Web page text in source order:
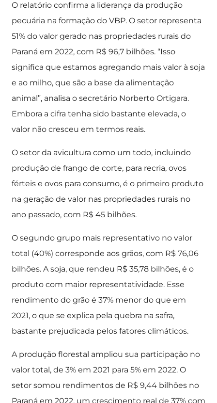
O relatório confirma a liderança da produção
pecuária na formação do VBP. O setor representa
51% do valor gerado nas propriedades rurais do
Paraná em 2022, com R$ 96,7 bilhões. “Isso
significa que estamos agregando mais valor à soja
e ao milho, que são a base da alimentação
animal”, analisa o secretário Norberto Ortigara.
Embora a cifra tenha sido bastante elevada, o
valor não cresceu em termos reais.
O setor da avicultura como um todo, incluindo
produção de frango de corte, para recria, ovos
férteis e ovos para consumo, é o primeiro produto
na geração de valor nas propriedades rurais no
ano passado, com R$ 45 bilhões.
O segundo grupo mais representativo no valor
total (40%) corresponde aos grãos, com R$ 76,06
bilhões. A soja, que rendeu R$ 35,78 bilhões, é o
produto com maior representatividade. Esse
rendimento do grão é 37% menor do que em
2021, o que se explica pela quebra na safra,
bastante prejudicada pelos fatores climáticos.
A produção florestal ampliou sua participação no
valor total, de 3% em 2021 para 5% em 2022. O
setor somou rendimentos de R$ 9,44 bilhões no
Paraná em 2022, um crescimento real de 37% com